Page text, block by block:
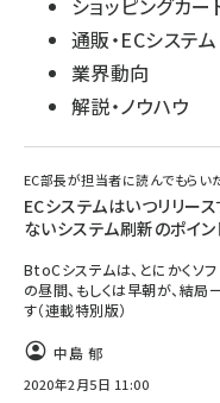
ショッピングカー
通販・ECシステム
業界動向
解説・ノウハウ
EC部長が担当者に読んでもらい
ECシステムはいつリリー
ないシステム刷新のポイン
BtoCシステムは、とにかくソ
の昼間、もしくは早朝が、結局
す（連載特別版）
中島 郁
2020年2月5日 11:00